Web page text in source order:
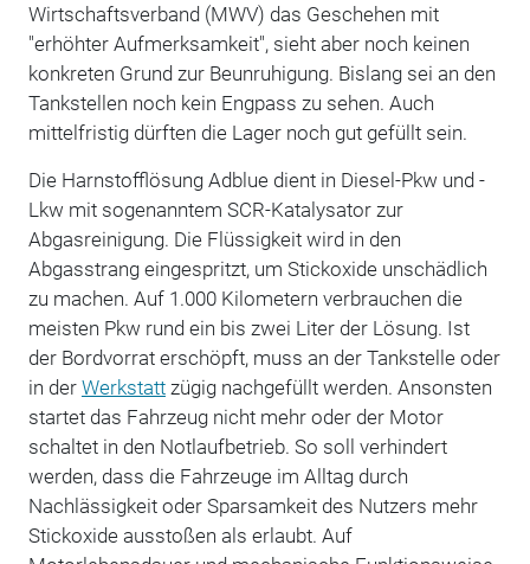
Wirtschaftsverband (MWV) das Geschehen mit
"erhöhter Aufmerksamkeit", sieht aber noch keinen
konkreten Grund zur Beunruhigung. Bislang sei an den
Tankstellen noch kein Engpass zu sehen. Auch
mittelfristig dürften die Lager noch gut gefüllt sein.
Die Harnstofflösung Adblue dient in Diesel-Pkw und -
Lkw mit sogenanntem SCR-Katalysator zur
Abgasreinigung. Die Flüssigkeit wird in den
Abgasstrang eingespritzt, um Stickoxide unschädlich
zu machen. Auf 1.000 Kilometern verbrauchen die
meisten Pkw rund ein bis zwei Liter der Lösung. Ist
der Bordvorrat erschöpft, muss an der Tankstelle oder
in der Werkstattzügig nachgefüllt werden. Ansonsten
startet das Fahrzeug nicht mehr oder der Motor
schaltet in den Notlaufbetrieb. So soll verhindert
werden, dass die Fahrzeuge im Alltag durch
Nachlässigkeit oder Sparsamkeit des Nutzers mehr
Stickoxide ausstoßen als erlaubt. Auf